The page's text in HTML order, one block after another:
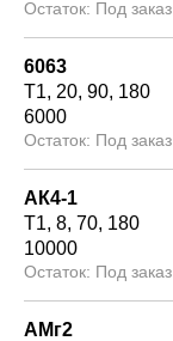
Под заказ
6063
Т1 20 90 180
6000
Под заказ
АК4-1
Т1 8 70 180
10000
Под заказ
АМг2